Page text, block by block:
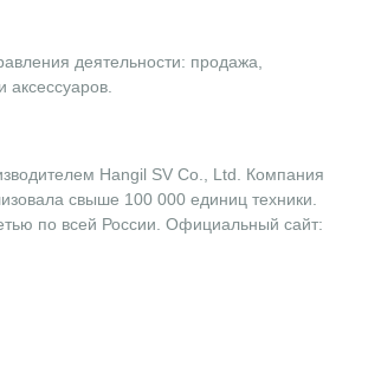
деятельности: продажа,
Hangil SV Co., Ltd. Компания
свыше 100 000 единиц техники.
по всей России. Официальный сайт: